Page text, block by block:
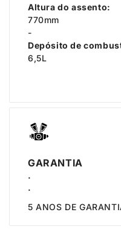
Altura do assento:
770mm
-
Depósito de
6,5L
GARANTIA
.
.
5 ANOS DE